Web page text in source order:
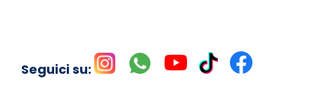
Seguici su: